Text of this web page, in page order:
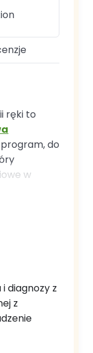
ręki to
do
w
rozwoju
w
nad
diagnozy z
z